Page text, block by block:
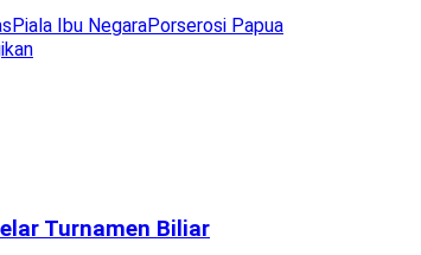
Piala Ibu NegaraPorserosi Papua
Turnamen Biliar